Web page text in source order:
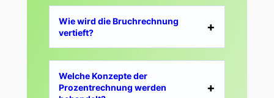
Wie wird die Bruchrechnung
vertieft?
Welche Konzepte der
Prozentrechnung werden